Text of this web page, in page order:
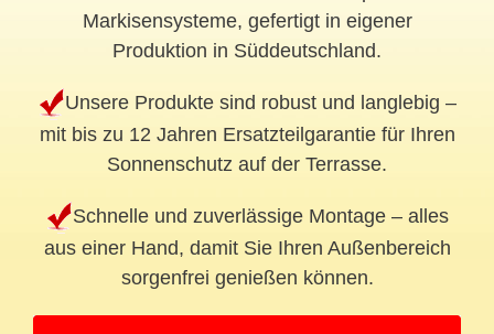
Markisensysteme, gefertigt in eigener
Produktion in Süddeutschland.
Unsere Produkte sind robust und langlebig –
mit bis zu 12 Jahren Ersatzteilgarantie für Ihren
Sonnenschutz auf der Terrasse.
Schnelle und zuverlässige Montage – alles
aus einer Hand, damit Sie Ihren Außenbereich
sorgenfrei genießen können.